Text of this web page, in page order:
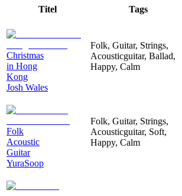
Titel Tags
Christmas
in Hong
Kong
Josh Wales
Folk, Guitar, Strings,
Acousticguitar, Ballad,
Happy, Calm
Folk
Acoustic
Guitar
YuraSoop
Folk, Guitar, Strings,
Acousticguitar, Soft,
Happy, Calm